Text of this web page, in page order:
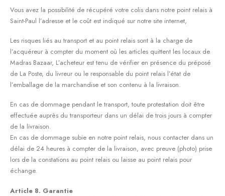
Vous avez la possibilité de récupéré votre colis dans notre point relais à
Saint-Paul l’adresse et le coût est indiqué sur notre site internet,
Les risques liés au transport et au point relais sont à la charge de
l’acquéreur à compter du moment où les articles quittent les locaux de
Madras Bazaar, L’acheteur est tenu de vérifier en présence du préposé
de La Poste, du livreur ou le responsable du point relais l’état de
l’emballage de la marchandise et son contenu à la livraison.
En cas de dommage pendant le transport, toute protestation doit être
effectuée auprès du transporteur dans un délai de trois jours à compter
de la livraison.
En cas de dommage subie en notre point relais, nous contacter dans un
délai de 24 heures à compter de la livraison, avec preuve (photo) prise
lors de la constations au point relais ou laisse au point relais pour
échange.
Article 8. Garantie